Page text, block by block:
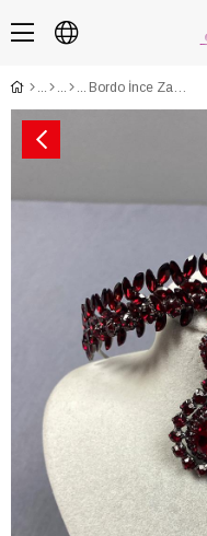
Bordo İnce Zarif Vera Gelin Kına Tacı Ve Damla Küpe